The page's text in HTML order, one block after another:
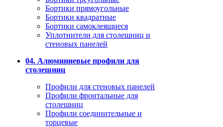
Бортики прямоугольные
Бортики квадратные
Бортики самоклеящиеся
Уплотнители для столешниц и
стеновых панелей
04. Алюминиевые профили для
столешниц
Профили для стеновых панелей
Профили фронтальные для
столешниц
Профили соединительные и
торцевые